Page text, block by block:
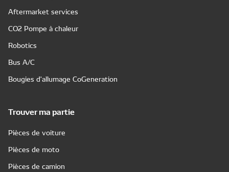
Aftermarket services
CO2 Pompe à chaleur
Robotics
Bus A/C
Bougies d'allumage CoGeneration
Trouver ma partie
Pièces de voiture
Pièces de moto
Pièces de camion